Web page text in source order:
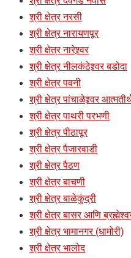
श्री क्षेत्र नरसी
श्री क्षेत्र नारायणपूर
श्री क्षेत्र नारेश्र्वर
श्री क्षेत्र नीलकंठेश्र्वर बडोदा
श्री क्षेत्र पवनी
श्री क्षेत्र पांचाळेश्र्वर
श्री क्षेत्र पाथरी परभणी
श्री क्षेत्र पीठापूर
श्री क्षेत्र पैजारवाडी
श्री क्षेत्र पैठण
श्री क्षेत्र बाचणी
श्री क्षेत्र बाळेकुंद्री
श्री क्षेत्र बासर आणि
श्री क्षेत्र भामानगर (धामोरी)
श्री क्षेत्र भालोद